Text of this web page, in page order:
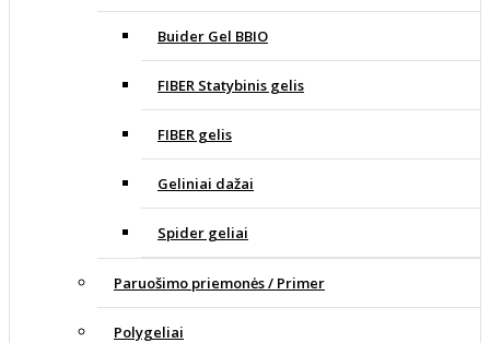
Buider Gel BBIO
FIBER Statybinis gelis
FIBER gelis
Geliniai dažai
Spider geliai
Paruošimo priemonės / Primer
Polygeliai